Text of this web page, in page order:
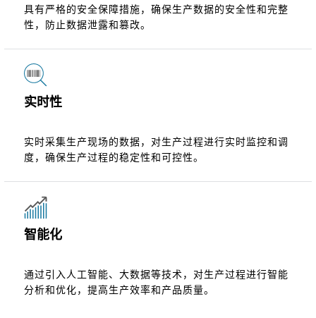
具有严格的安全保障措施，确保生产数据的安全性和完整
性，防止数据泄露和篡改。
实时性
实时采集生产现场的数据，对生产过程进行实时监控和调
度，确保生产过程的稳定性和可控性。
智能化
通过引入人工智能、大数据等技术，对生产过程进行智能
分析和优化，提高生产效率和产品质量。